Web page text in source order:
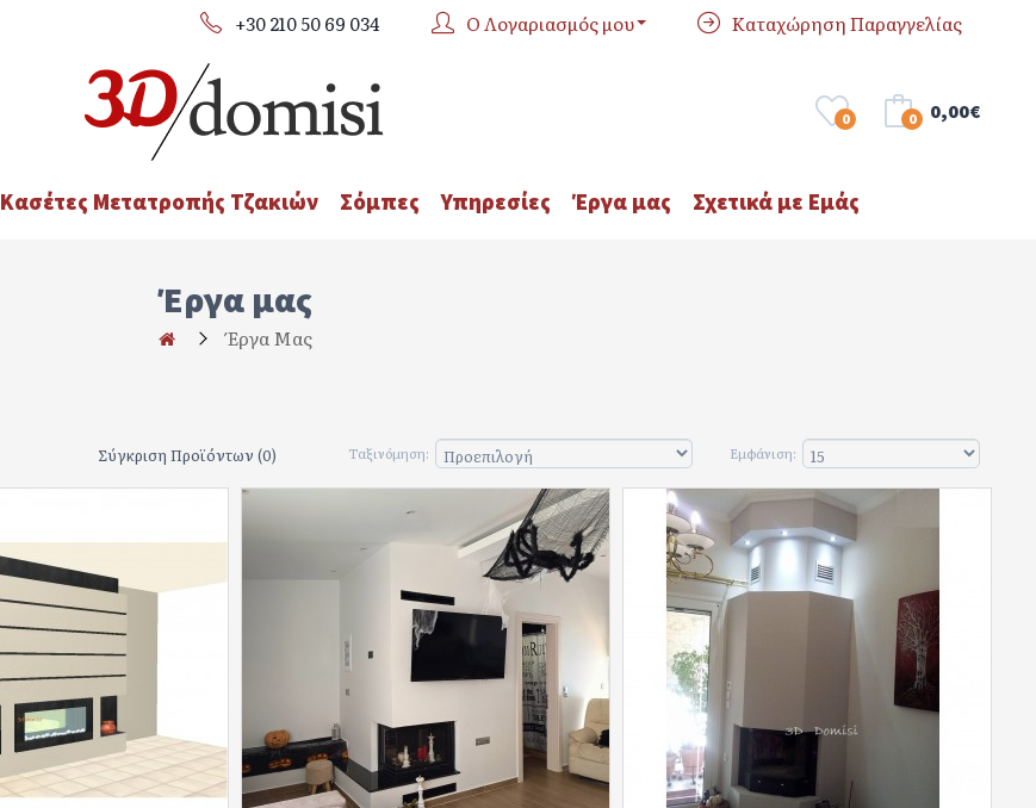
+30 210 50 69 034 Ο Λογαριασμός μου Καταχώρηση Παραγγελίας
0 0 0,00€
Κασέτες Μετατροπής Τζακιών Σόμπες Υπηρεσίες Έργα μας Σχετικά με Εμάς
Έργα μας
Έργα Μας
Σύγκριση Προϊόντων (0) Ταξινόμηση: Εμφάνιση: